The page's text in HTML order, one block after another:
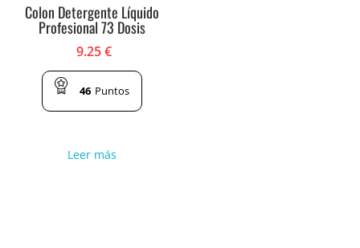
Colon Detergente Líquido
Profesional 73 Dosis
9.25€
46 Puntos
Leer más